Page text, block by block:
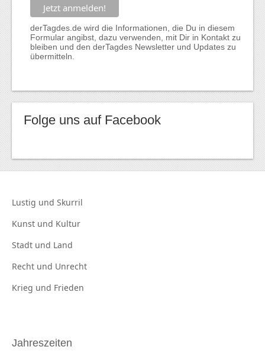
derTagdes.de wird die Informationen, die Du in diesem
Formular angibst, dazu verwenden, mit Dir in Kontakt zu
bleiben und den derTagdes Newsletter und Updates zu
übermitteln.
Folge uns auf Facebook
Lustig und Skurril
Kunst und Kultur
Stadt und Land
Recht und Unrecht
Krieg und Frieden
Jahreszeiten